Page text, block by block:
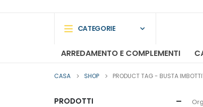
CATEGORIE
ARREDAMENTO E COMPLEMENTI
CASA SHOP PRODUCT TAG - BUSTA
PRODOTTI